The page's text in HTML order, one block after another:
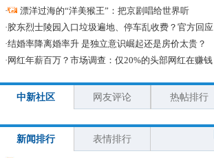
·
漂洋过海的“洋美猴王”：把京剧唱给世界听
·胶东烈士陵园入口垃圾遍地、停车乱收费？官方回应
·结婚率降离婚率升 是独立意识崛起还是房价太贵？
· 网红年薪百万？市场调查：仅20%的头部网红在赚钱
中新社区 网友评论 热帖排行
新闻排行 表情排行